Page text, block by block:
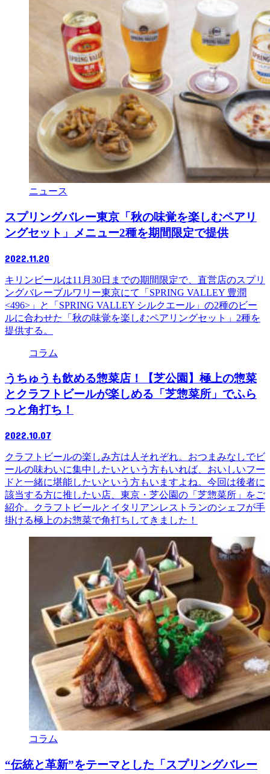
ニュース
スプリングバレー東京「秋の味覚を楽しむペアリ
ングセット」メニュー2種を期間限定で提供
2022.11.20
キリンビールは11月30日までの期間限定で、直営店のスプリ
ングバレーブルワリー東京にて「SPRING VALLEY 豊潤
<496>」と「SPRING VALLEY シルクエール」の2種のビー
ルに合わせた「秋の味覚を楽しむペアリングセット」2種を
提供する。
コラム
うちゅうも飲める惣菜店！【芝公園】極上の惣菜
とクラフトビールが楽しめる「芝惣菜所」でふら
っと角打ち！
2022.10.07
クラフトビールの楽しみ方は人それぞれ。おつまみなしでビ
ールの味わいに集中したいという方もいれば、おいしいフー
ドと一緒に堪能したいという方もいますよね。今回は後者に
該当する方に推したい店、東京・芝公園の「芝惣菜所」をご
紹介。クラフトビールとイタリアンレストランのシェフが手
掛ける極上のお惣菜で角打ちしてきました！
コラム
“伝統と革新”をテーマとした「スプリングバレー